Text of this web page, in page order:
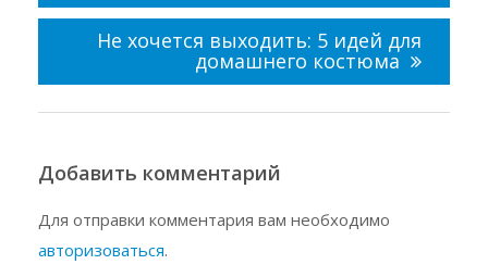
Не хочется выходить: 5 идей для
домашнего костюма
Добавить комментарий
Для отправки комментария вам необходимо
авторизоваться.